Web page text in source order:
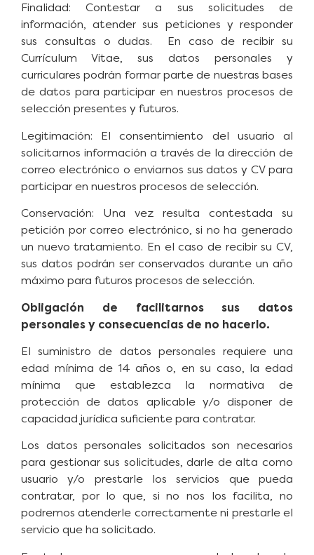
Finalidad: Contestar a sus solicitudes de
información, atender sus peticiones y responder
sus consultas o dudas. En caso de recibir su
Currículum Vitae, sus datos personales y
curriculares podrán formar parte de nuestras bases
de datos para participar en nuestros procesos de
selección presentes y futuros.
Legitimación: El consentimiento del usuario al
solicitarnos información a través de la dirección de
correo electrónico o enviarnos sus datos y CV para
participar en nuestros procesos de selección.
Conservación: Una vez resulta contestada su
petición por correo electrónico, si no ha generado
un nuevo tratamiento. En el caso de recibir su CV,
sus datos podrán ser conservados durante un año
máximo para futuros procesos de selección.
Obligación de facilitarnos sus datos
personales y consecuencias de no hacerlo.
El suministro de datos personales requiere una
edad mínima de 14 años o, en su caso, la edad
mínima que establezca la normativa de
protección de datos aplicable y/o disponer de
capacidad jurídica suficiente para contratar.
Los datos personales solicitados son necesarios
para gestionar sus solicitudes, darle de alta como
usuario y/o prestarle los servicios que pueda
contratar, por lo que, si no nos los facilita, no
podremos atenderle correctamente ni prestarle el
servicio que ha solicitado.